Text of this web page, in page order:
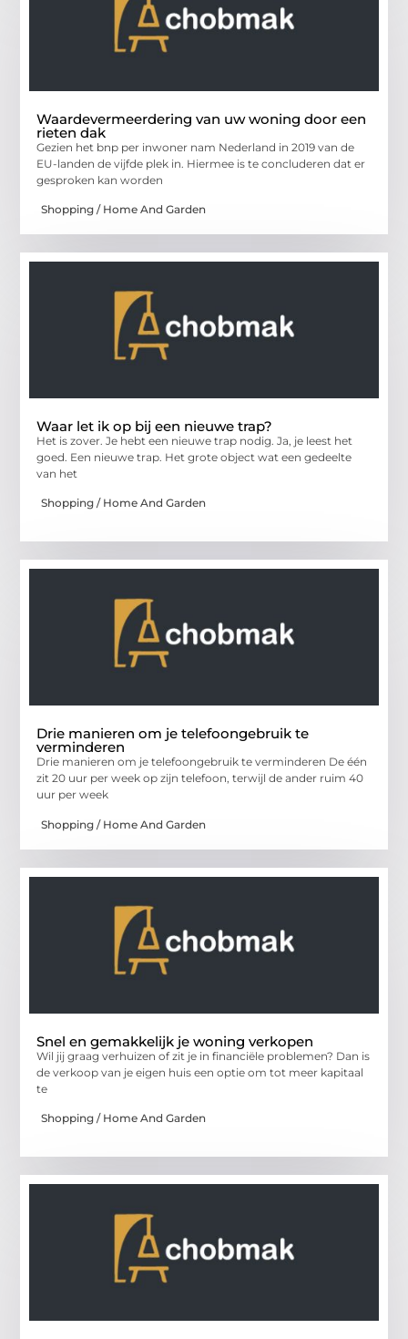
Waardevermeerdering van uw woning door een
rieten dak
Gezien het bnp per inwoner nam Nederland in 2019 van de
EU-landen de vijfde plek in. Hiermee is te concluderen dat er
gesproken kan worden
Shopping / Home And Garden
Waar let ik op bij een nieuwe trap?
Het is zover. Je hebt een nieuwe trap nodig. Ja, je leest het
goed. Een nieuwe trap. Het grote object wat een gedeelte
van het
Shopping / Home And Garden
Drie manieren om je telefoongebruik te
verminderen
Drie manieren om je telefoongebruik te verminderen De één
zit 20 uur per week op zijn telefoon, terwijl de ander ruim 40
uur per week
Shopping / Home And Garden
Snel en gemakkelijk je woning verkopen
Wil jij graag verhuizen of zit je in financiële problemen? Dan is
de verkoop van je eigen huis een optie om tot meer kapitaal
te
Shopping / Home And Garden